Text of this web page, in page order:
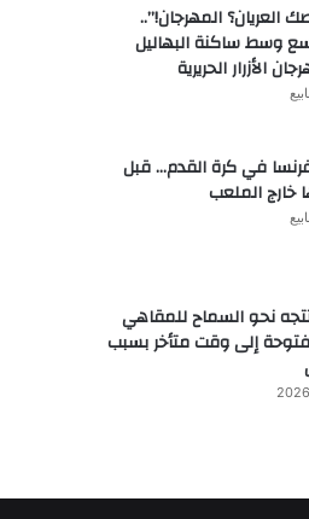
العريان؟ المهرجان!”..
وسط ساكنة البهاليل
الأزرار الحريرية
في كرة القدم… قبل
خارج الملعب
تتجه نحو السماح للمقاهي
إلى وقت متأخر بسبب